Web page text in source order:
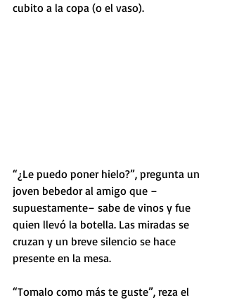
cubito a la copa (o el vaso).
“¿Le puedo poner hielo?”, pregunta un
joven bebedor al amigo que –
supuestamente– sabe de vinos y fue
quien llevó la botella. Las miradas se
cruzan y un breve silencio se hace
presente en la mesa.
“Tomalo como más te guste”, reza el